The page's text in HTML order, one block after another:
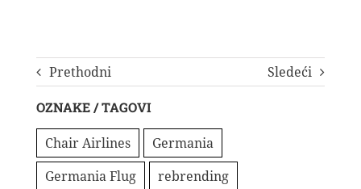
Prethodni Sledeći
OZNAKE / TAGOVI
Chair Airlines
Germania
Germania Flug
rebrending